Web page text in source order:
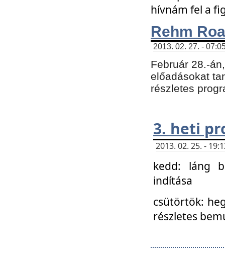
hívnám fel a
Rehm
2013. 02. 27. -
Február 28.-
előadásokat
részletes
3. heti
2013. 02. 25. -
kedd: láng
indítása
csütörtök:
részletes